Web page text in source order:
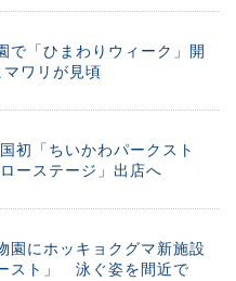
で「ひまわりウィーク」開
ワリが見頃
初「ちいかわパークスト
ーステージ」出店へ
園にホッキョクグマ新施設
スト」 泳ぐ姿を間近で